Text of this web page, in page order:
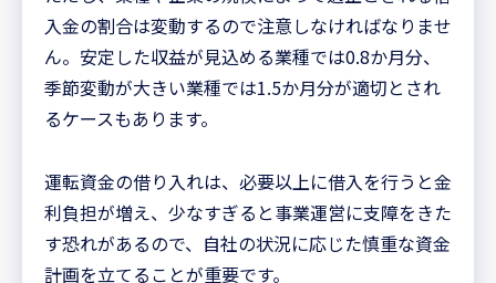
入金の割合は変動するので注意しなければなりませ
ん。安定した収益が見込める業種では0.8か月分、
季節変動が大きい業種では1.5か月分が適切とされ
るケースもあります。
運転資金の借り入れは、必要以上に借入を行うと金
利負担が増え、少なすぎると事業運営に支障をきた
す恐れがあるので、自社の状況に応じた慎重な資金
計画を立てることが重要です。